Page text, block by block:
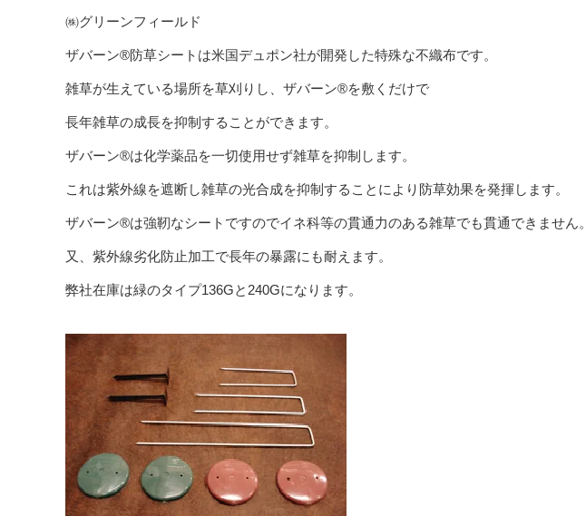
㈱グリーンフィールド
ザバーン®防草シートは米国デュポン社が開発した特殊な不織布です。
雑草が生えている場所を草刈りし、ザバーン®を敷くだけで
長年雑草の成長を抑制することができます。
ザバーン®は化学薬品を一切使用せず雑草を抑制します。
これは紫外線を遮断し雑草の光合成を抑制することにより防草効果を発揮します。
ザバーン®は強靭なシートですのでイネ科等の貫通力のある雑草でも貫通できません。
又、紫外線劣化防止加工で長年の暴露にも耐えます。
弊社在庫は緑のタイプ136Gと240Gになります。